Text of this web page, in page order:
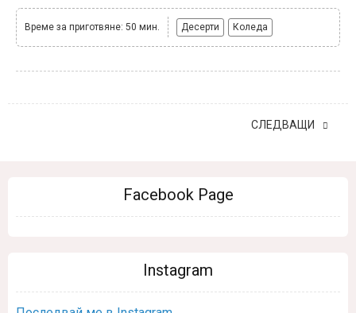
Време за приготвяне: 50 мин. Десерти Коледа
СЛЕДВАЩИ
Facebook Page
Instagram